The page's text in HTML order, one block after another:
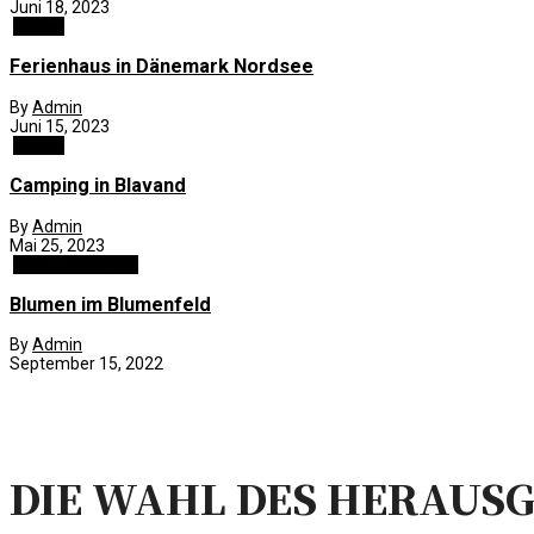
Juni 18, 2023
Ferienhaus in Dänemark Nordsee
ByAdmin
Juni 15, 2023
Camping in Blavand
ByAdmin
Mai 25, 2023
Blumen im Blumenfeld
ByAdmin
September 15, 2022
DIE WAHL DES